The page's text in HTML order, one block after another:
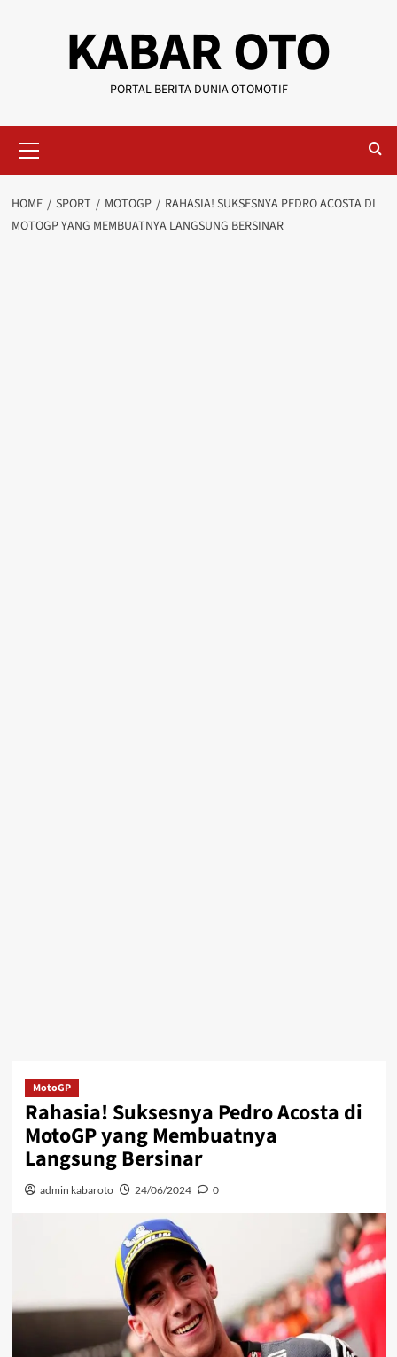
KABAR OTO
PORTAL BERITA DUNIA OTOMOTIF
HOME SPORT MOTOGP
RAHASIA! SUKSESNYA PEDRO ACOSTA DI
MOTOGP YANG MEMBUATNYA LANGSUNG BERSINAR
MotoGP
Rahasia! Suksesnya Pedro Acosta di
MotoGP yang Membuatnya
Langsung Bersinar
admin kabaroto 24/06/2024 0